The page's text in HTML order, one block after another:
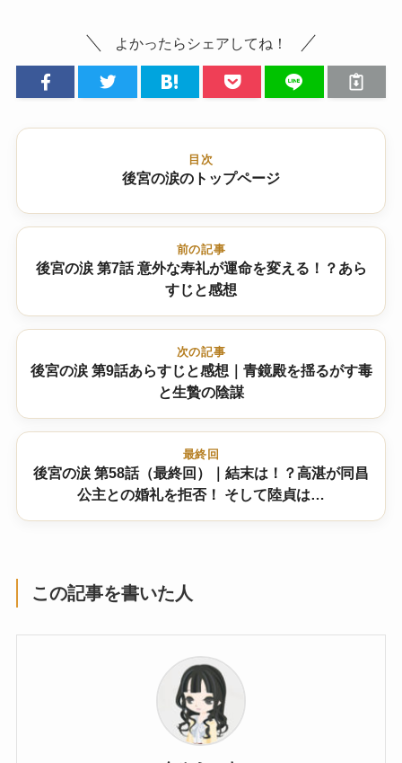
よかったらシェアしてね！
目次
後宮の涙のトップページ
前の記事
後宮の涙 第7話 意外な寿礼が運命を変える！？あら
すじと感想
次の記事
後宮の涙 第9話あらすじと感想｜青鏡殿を揺るがす毒
と生贄の陰謀
最終回
後宮の涙 第58話（最終回）｜結末は！？高湛が同昌
公主との婚礼を拒否！ そして陸貞は…
この記事を書いた人